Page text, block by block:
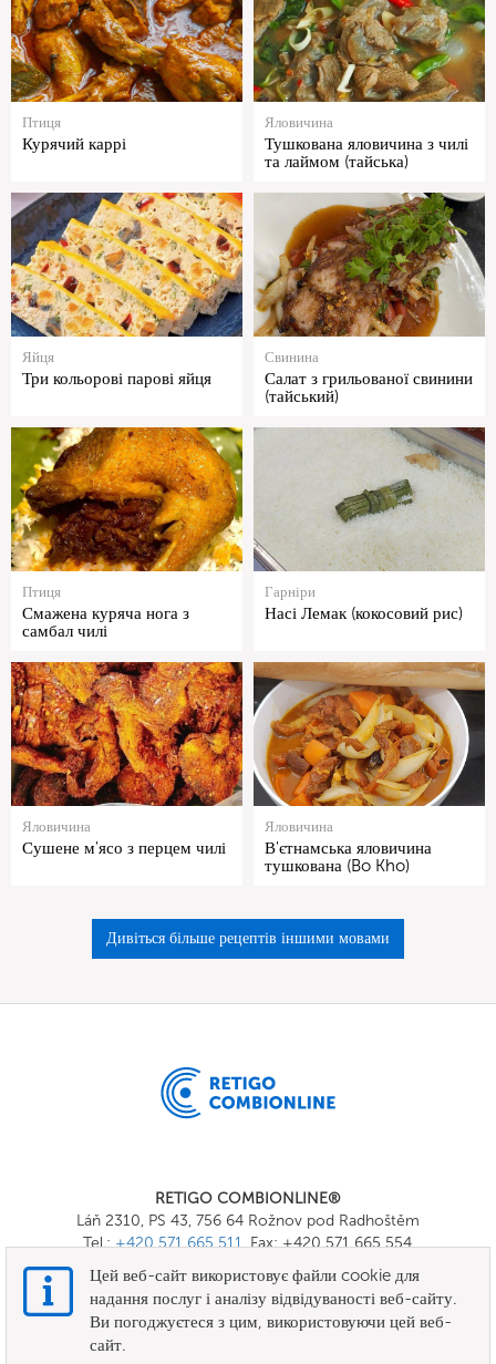
Птиця
Курячий каррі
Яловичина
Тушкована яловичина з чилі
та лаймом (тайська)
Яйця
Три кольорові парові яйця
Свинина
Салат з грильованої свинини
(тайський)
Птиця
Смажена куряча нога з
самбал чилі
Гарніри
Насі Лемак (кокосовий рис)
Яловичина
Сушене м'ясо з перцем чилі
Яловичина
В'єтнамська яловичина
тушкована (Bo Kho)
Дивіться більше рецептів іншими мовами
RETIGO COMBIONLINE®
Láň 2310, PS 43, 756 64 Rožnov pod Radhoštěm
Tel.:+420 571 665 511, Fax: +420 571 665 554
Цей веб-сайт використовує файли cookie для
надання послуг і аналізу відвідуваності веб-сайту.
Ви погоджуєтеся з цим, використовуючи цей веб-
сайт.